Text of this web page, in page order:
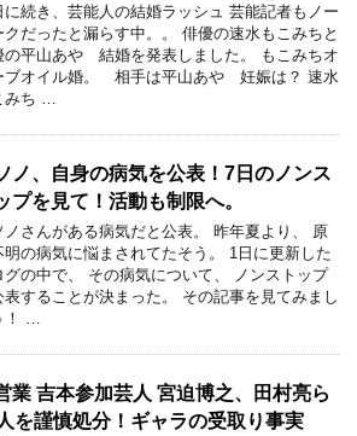
に続き、芸能人の結婚ラッシュ 芸能記者もノー
クだったと漏らす中。。 俳優の速水もこみちと
の平山あや 結婚を発表しました。 もこみちオ
ブオイル婚。 相手は平山あや 妊娠は？ 速水
みち …
ノ、自身の病気を公表！7日のノンス
プを見て！活動も制限へ。
ノさんがある病気だと公表。 昨年夏より、 原
明の病気に悩まされてたそう。 1日に更新した
グの中で、 その病気について、 ノンストップ
表することが決まった。 その記事を見てみまし
！ …
業 吉本参加芸人 宮迫博之、田村亮ら
を謹慎処分！ギャラの受取り事実